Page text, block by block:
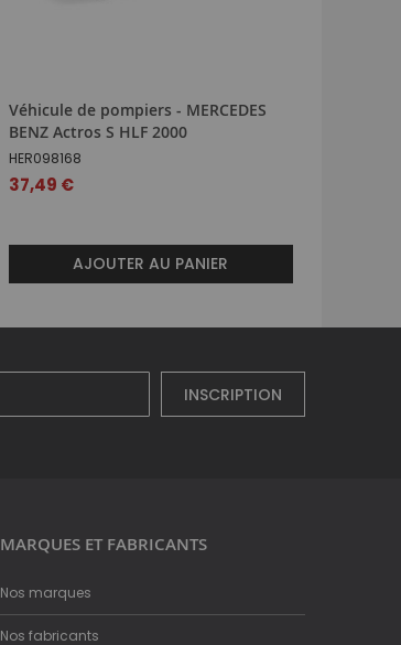
Véhicule de pompiers - MERCEDES
BENZ Actros S HLF 2000
HER098168
37,49 €
AJOUTER AU PANIER
INSCRIPTION
MARQUES ET FABRICANTS
Nos marques
Nos fabricants